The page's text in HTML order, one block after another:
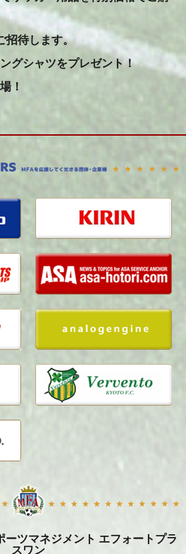
招待します。
グシャツをプレゼント！
！
ーツマネジメント エフォートプラ
スワン